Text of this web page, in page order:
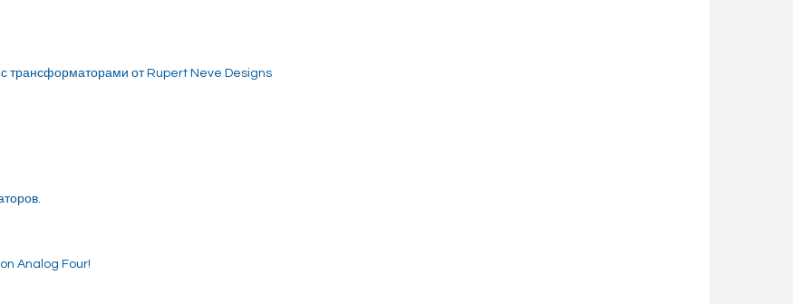
трансформаторами от Rupert Neve Designs
Analog Four!